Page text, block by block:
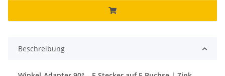
Beschreibung